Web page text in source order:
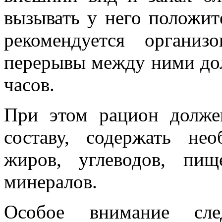
вызывать у него
рекомендуется
перерывы между ними
часов.
При этом рацион
составу, содержать
жиров, углеводов,
минералов.
Особое внимание